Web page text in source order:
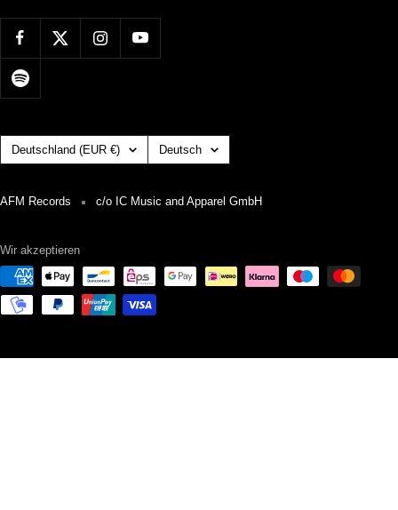
Land/Region Deutschland (EUR €) Sprache
Deutsch
AFM Records c/o IC Music and Apparel GmbH
Wir akzeptieren